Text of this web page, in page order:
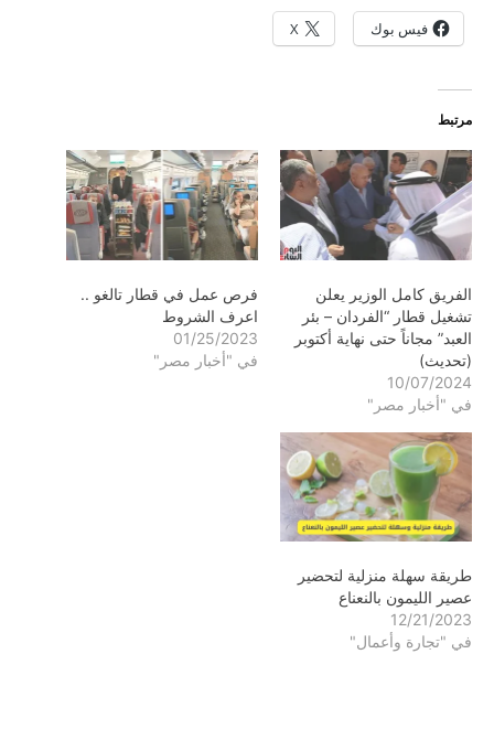
فيس بوك X
مرتبط
الفريق كامل الوزير يعلن
تشغيل قطار “الفردان – بئر
العبد” مجاناً حتى نهاية أكتوبر
(تحديث)
10/07/2024
في "أخبار مصر"
فرص عمل في قطار تالغو ..
اعرف الشروط
01/25/2023
في "أخبار مصر"
طريقة سهلة منزلية لتحضير
عصير الليمون بالنعناع
12/21/2023
في "تجارة وأعمال"